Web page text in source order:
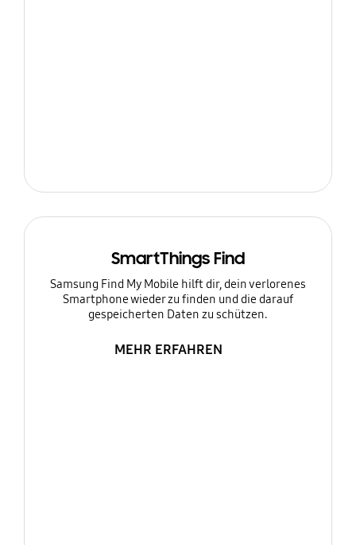
SmartThings Find
Samsung Find My Mobile hilft dir, dein verlorenes
Smartphone wieder zu finden und die darauf
gespeicherten Daten zu schützen.
MEHR ERFAHREN